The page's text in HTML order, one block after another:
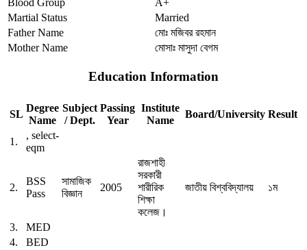
Martial Status
Married
Father Name
মোঃ মজিবর রহমান
Mother Name
মোসাঃ মাসুদা বেগম
Education Information
SL
Degree
Name
Subject
/ Dept.
Passing
Year
Institute
Name
Board/University Result
1.
, select-
eqm
2.
BSS
Pass
সামাজিক
বিজ্ঞান
2005
রাজশাহী
সরকারী
শারীরিক
শিক্ষা
কলেজ।
জাতীয় বিশ্ববিদ্যালয় ১ম
3.
MED
4.
BED